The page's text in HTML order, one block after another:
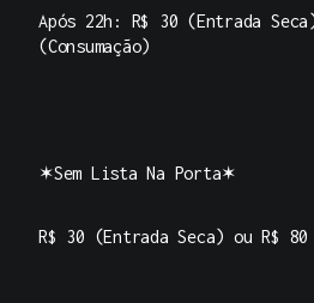
Após 22h: R$ 30 (Entrada
(Consumação)
✶Sem Lista Na Porta✶
R$ 30 (Entrada Seca) ou R$ 80